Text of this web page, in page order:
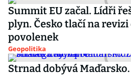
Summit EU začal. Lídři
plyn. Česko tlačí na
povolenek
Geopolitika
Strnad dobývá